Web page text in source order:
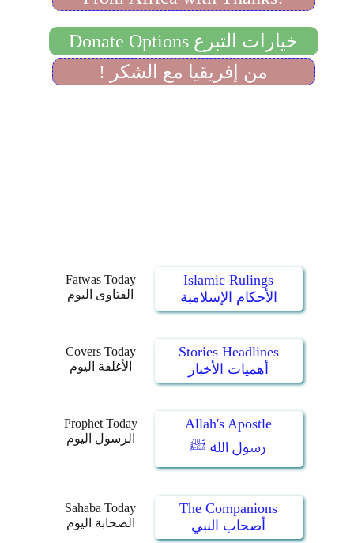
Fatwas Today
الفتاوى اليوم
Islamic Rulings
الأحكام الإسلامية
Covers Today
الأغلفة اليوم
Stories Headlines
أهميات الأخبار
Prophet Today
الرسول اليوم
Allah's Apostle
رسول الله ﷺ
Sahaba Today
الصحابة اليوم
The Companions
أصحاب النبي